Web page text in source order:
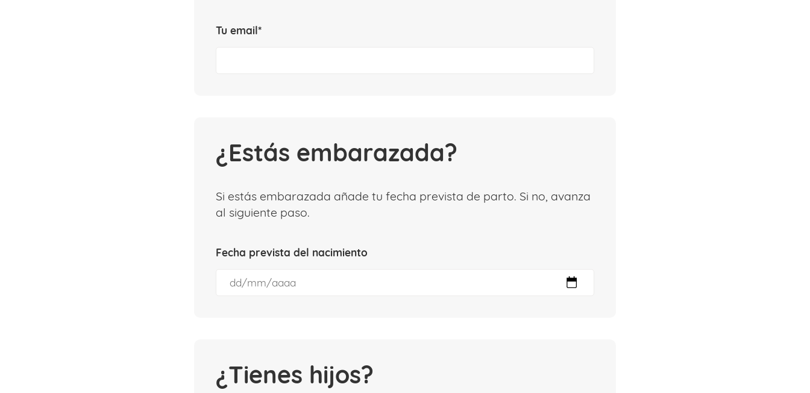
Tu email*
¿Estás embarazada?
Si estás embarazada añade tu fecha prevista de parto. Si no, avanza
al siguiente paso.
Fecha prevista del nacimiento
¿Tienes hijos?